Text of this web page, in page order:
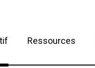
(current)Ressources